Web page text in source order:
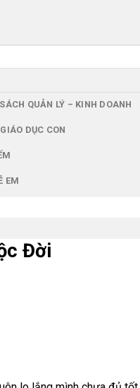
SÁCH QUẢN LÝ – KINH DOANH
DỤC CON
EM
Đời